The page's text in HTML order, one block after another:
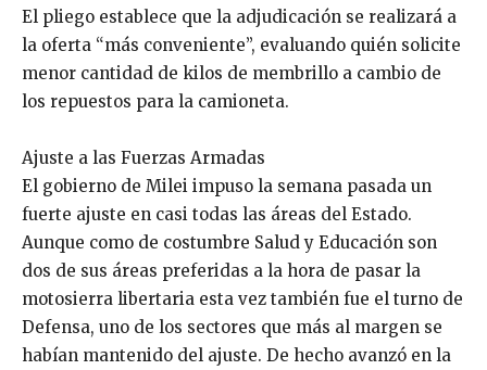
El pliego establece que la adjudicación se realizará a
la oferta “más conveniente”, evaluando quién solicite
menor cantidad de kilos de membrillo a cambio de
los repuestos para la camioneta.
Ajuste a las Fuerzas Armadas
El gobierno de Milei impuso la semana pasada un
fuerte ajuste en casi todas las áreas del Estado.
Aunque como de costumbre Salud y Educación son
dos de sus áreas preferidas a la hora de pasar la
motosierra libertaria esta vez también fue el turno de
Defensa, uno de los sectores que más al margen se
habían mantenido del ajuste. De hecho avanzó en la